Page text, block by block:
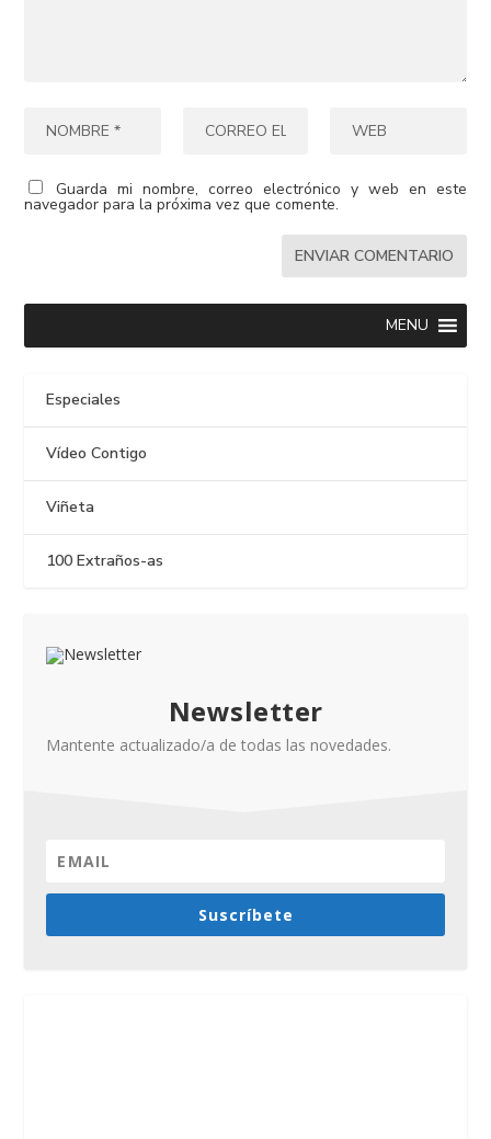
Guarda mi nombre, correo electrónico y web en este
navegador para la próxima vez que comente.
MENU
Especiales
Vídeo Contigo
Viñeta
100 Extraños-as
Newsletter
Mantente actualizado/a de todas las novedades.
Suscríbete